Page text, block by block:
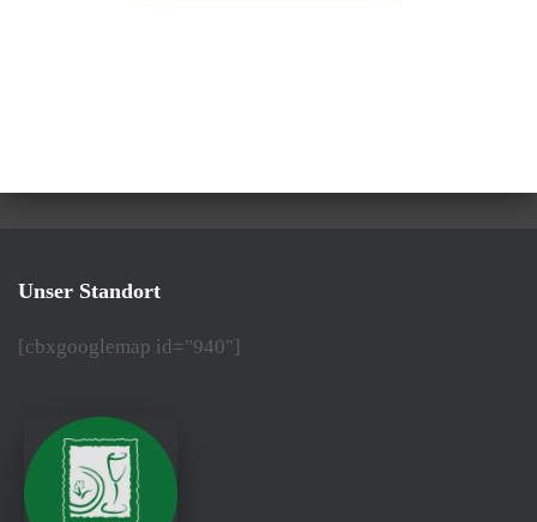
Unser Standort
[cbxgooglemap id="940"]